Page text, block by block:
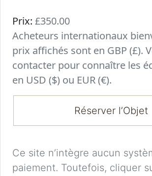
Prix: £350.00
Acheteurs internationaux
prix affichés sont en GBP (£).
contacter pour connaître les
en USD ($) ou EUR (€).
Réserver l’Objet
Ce site n’intègre aucun
paiement. Toutefois, cliquer